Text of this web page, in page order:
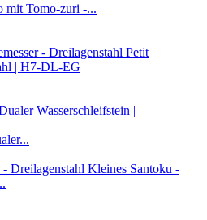
mit Tomo-zuri -...
Petit
| H7-DL-EG
Kleines Santoku -